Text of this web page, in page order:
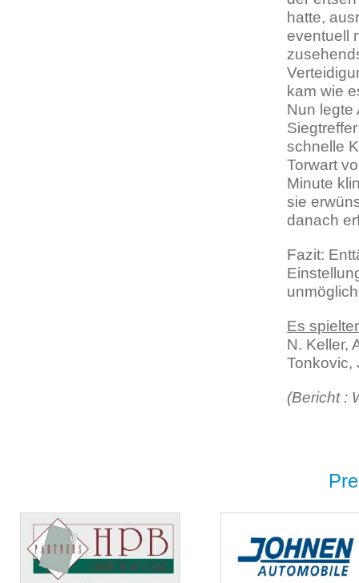
hatte,
eventuell
kam wie
Nun legte
schnelle
Torwart
Minute
sie
danach
Fazit:
Es
N. Keller,
Tonkovic,
(Bericht :